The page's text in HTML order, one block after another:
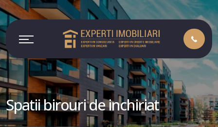
Spatii birouri de inchiriat